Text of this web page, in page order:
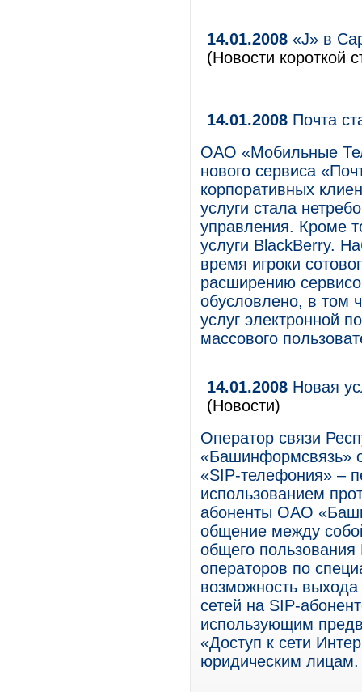
14.01.2008 «J» в
(Новости короткой
14.01.2008 Почта
ОАО «Мобильные
нового сервиса
корпоративных
услуги стала
управления. Кроме
услуги BlackBerry.
время игроки
расширению
обусловлено, в том
услуг электронной
массового
14.01.2008 Новая
(Новости)
Оператор связи
«Башинформсвязь»
«SIP-телефония» –
использованием
абоненты ОАО
общение между
общего
операторов по
возможность
сетей на SIP-
использующим
«Доступ к сети
юридическим лицам.